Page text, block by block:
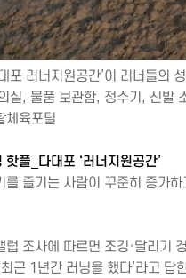
포 러너지원공간’이 러너들의
실, 물품 보관함, 정수기, 신발
체육포털
핫플_다대포 ‘러너지원공간’
를 즐기는 사람이 꾸준히 증가
럽 조사에 따르면 조깅·달리기
최근 1년간 러닝을 했다’라고